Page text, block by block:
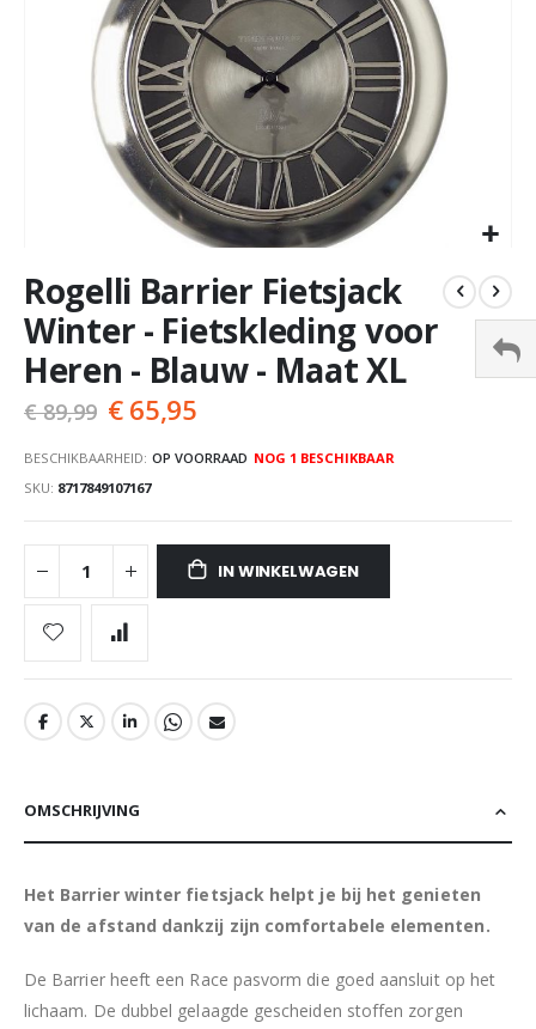
naar
het
begin
van
de
afbeeldingen-
Rogelli Barrier Fietsjack
Winter - Fietskleding voor
Heren - Blauw - Maat XL
€ 89,99 € 65,95
BESCHIKBAARHEID: OP VOORRAAD NOG 1 BESCHIKBAAR
SKU 8717849107167
IN WINKELWAGEN
OMSCHRIJVING
Het Barrier winter fietsjack helpt je bij het genieten
van de afstand dankzij zijn comfortabele elementen.
De Barrier heeft een Race pasvorm die goed aansluit op het
lichaam. De dubbel gelaagde gescheiden stoffen zorgen